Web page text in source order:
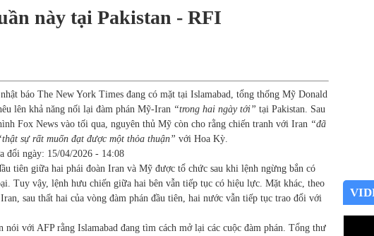
này tại Pakistan - RFI
báo The New York Times đang có mặt tại Islamabad, tổng thống Mỹ Donald
lên khả năng nối lại đàm phán Mỹ-Iran “trong hai ngày tới” tại Pakistan. Sau
Fox News vào tối qua, nguyên thủ Mỹ còn cho rằng chiến tranh với Iran “đã
sự rất muốn đạt được một thỏa thuận” với Hoa Kỳ.
đổi ngày: 15/04/2026 - 14:08
tiên giữa hai phái đoàn Iran và Mỹ được tổ chức sau khi lệnh ngừng bắn có
Tuy vậy, lệnh hưu chiến giữa hai bên vẫn tiếp tục có hiệu lực. Mặt khác, theo
sau thất hai của vòng đàm phán đầu tiên, hai nước vẫn tiếp tục trao đổi với
nói với AFP rằng Islamabad đang tìm cách mở lại các cuộc đàm phán. Tổng thư